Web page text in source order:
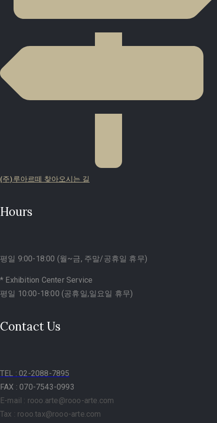
(주)루아르떼 찾아오시는 길
Hours
평일 9:00-18:00 (월~금, 주말/공휴일 휴무)
* Exhibition Center Service
평일 10:00-18:00 (공휴일,일요일 휴무)
Contact Us
TEL : 02-2088-7895
FAX : 070-7543-0993
E-mail : rooo.arte@rooo-arte.com
Tax : rooo.tax@rooo-arte.com